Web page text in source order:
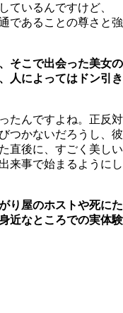
ているんですけど、
であることの尊さと強
そこで出会った美女の
人によってはドン引き
たんですよね。正反対
つかないだろうし、彼
直後に、すごく美しい
来事で始まるようにし
り屋のホストや死にた
近なところでの実体験